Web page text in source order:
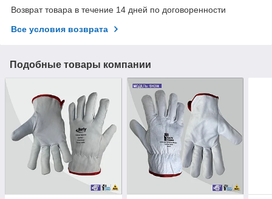
Возврат товара в течение 14 дней по договоренности
Все условия возврата
Подобные товары компании